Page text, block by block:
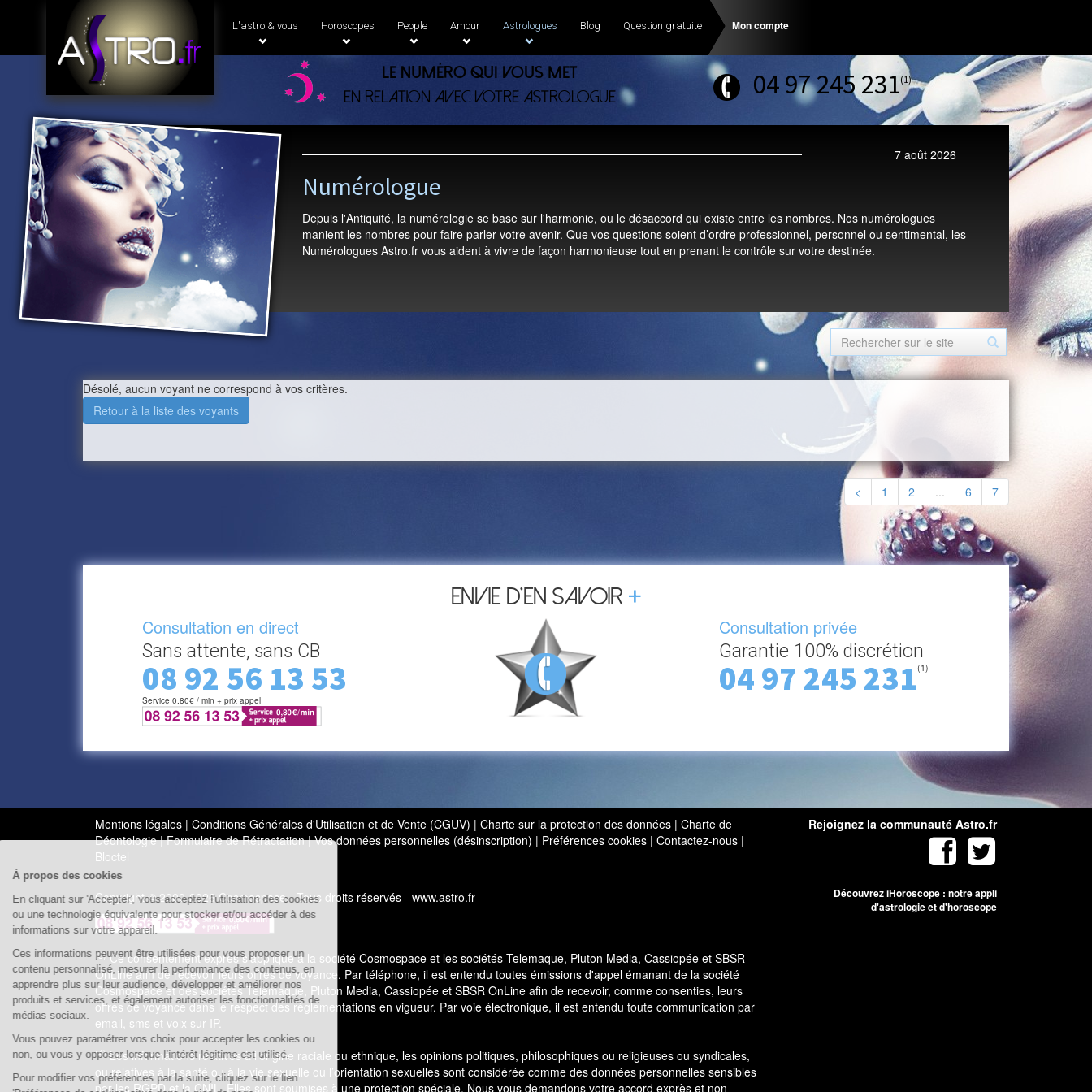
L'astro & vous Horoscopes People Amour Astrologues Blog Question gratuite Mon compte
Le numéro qui vous met
en relation avec votre astrologue
04 97 245 231(1)
7 août 2026
Numérologue
Depuis l'Antiquité, la numérologie se base sur l'harmonie, ou le désaccord qui existe entre les nombres. Nos numérologues
manient les nombres pour faire parler votre avenir. Que vos questions soient d’ordre professionnel, personnel ou sentimental, les
Numérologues Astro.fr vous aident à vivre de façon harmonieuse tout en prenant le contrôle sur votre destinée.
Désolé, aucun voyant ne correspond à vos critères.
Retour à la liste des voyants
< 1 2 ... 6 7
Envie d’en savoir +
Consultation en direct
Sans attente, sans CB
08 92 56 13 53
Service 0.80€ / min + prix appel
Consultation privée
Garantie 100% discrétion
04 97 245 231(1)
Mentions légales | Conditions Générales d'Utilisation et de Vente (CGUV) | Charte sur la protection des données | Charte de
Déontologie|Formulaire de Rétractation|Vos données personnelles (désinscription) | Préférences cookies | Contactez-nous |
Bloctel
Copyright © 2000-2026 Cosmospace - Tous droits réservés - www.astro.fr
(3)Ce consentement exprès s'applique à la société Cosmospace et les sociétés Telemaque, Pluton Media, Cassiopée et SBSR
OnLine afin de recevoir leurs offres de voyance. Par téléphone, il est entendu toutes émissions d'appel émanant de la société
Cosmospace et des sociétés Telemaque, Pluton Media, Cassiopée et SBSR OnLine afin de recevoir, comme consenties, leurs
offres de voyance dans le respect des règlementations en vigueur. Par voie électronique, il est entendu toute communication par
email, sms et voix sur IP.
(4)Les informations relatives à l’origine raciale ou ethnique, les opinions politiques, philosophiques ou religieuses ou syndicales,
ou relatives à la santé ou à la vie sexuelle ou l’orientation sexuelles sont considérée comme des données personnelles sensibles
par les RGPD et la CNIL. Elles sont soumises à une protection spéciale. Nous vous demandons votre accord exprès et non-
Rejoignez la communauté Astro.fr
Découvrez iHoroscope : notre appli
d'astrologie et d'horoscope
À propos des cookies
En cliquant sur 'Accepter', vous acceptez l'utilisation des cookies
ou une technologie équivalente pour stocker et/ou accéder à des
informations sur votre appareil.
Ces informations peuvent être utilisées pour vous proposer un
contenu personnalisé, mesurer la performance des contenus, en
apprendre plus sur leur audience, développer et améliorer nos
produits et services, et également autoriser les fonctionnalités de
médias sociaux.
Vous pouvez paramétrer vos choix pour accepter les cookies ou
non, ou vous y opposer lorsque l’intérêt légitime est utilisé.
Pour modifier vos préférences par la suite, cliquez sur le lien